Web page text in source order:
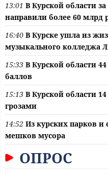
13:01 В Курской области
направили более 60 млрд
16:40 В Курске ушла из
музыкального колледжа
15:33 В Курской области
баллов
15:13 В Курской области
грозами
14:52 Из курских парков и
мешков мусора
ОПРОС